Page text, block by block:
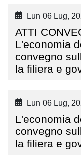
Lun 06 Lug,
ATTI
L'economia
convegno
la filiera e
Lun 06 Lug,
L'economia
convegno
la filiera e